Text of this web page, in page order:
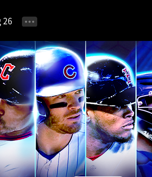
26
벤트 안내 자유 게시판 가이드